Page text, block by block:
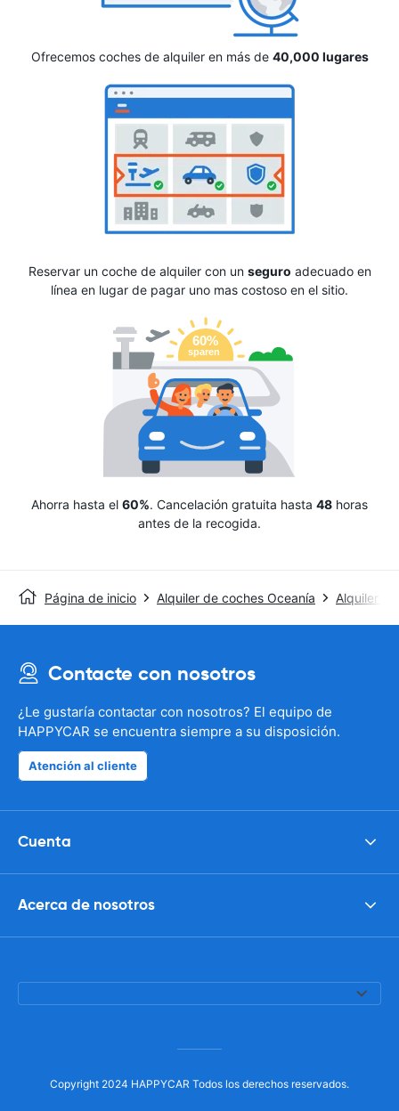
Ofrecemos coches de alquiler en más de 40,000 lugares
Reservar un coche de alquiler con un seguro adecuado en
línea en lugar de pagar uno mas costoso en el sitio.
Ahorra hasta el 60%. Cancelación gratuita hasta 48 horas
antes de la recogida.
Página de inicio Alquiler de coches Oceanía Alquiler
Contacte con nosotros
¿Le gustaría contactar con nosotros? El equipo de
HAPPYCAR se encuentra siempre a su disposición.
Atención al cliente
Cuenta
Acerca de nosotros
Copyright 2024 HAPPYCAR Todos los derechos reservados.